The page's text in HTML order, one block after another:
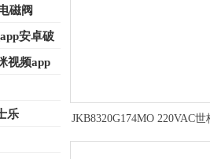
磁阀
安卓破
视频app
乐
JKB8320G174MO 220VAC